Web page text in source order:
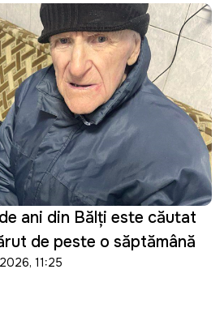
ani din Bălți este căutat
de peste o săptămână
11:25